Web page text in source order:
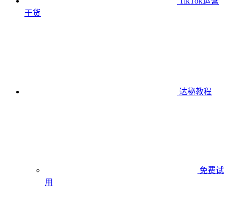
干货
达秘教程
免费试
用